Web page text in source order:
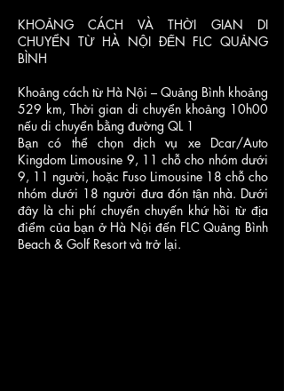
KHOẢNG CÁCH VÀ THỜI GIAN DI
CHUYỂN TỪ HÀ NỘI ĐẾN FLC QUẢNG
BÌNH
Khoảng cách từ Hà Nội – Quảng Bình khoảng
529 km, Thời gian di chuyển khoảng 10h00
nếu di chuyển bằng đường QL 1
Bạn có thể chọn dịch vụ xe Dcar/Auto
Kingdom Limousine 9, 11 chỗ cho nhóm dưới
9, 11 người, hoặc Fuso Limousine 18 chỗ cho
nhóm dưới 18 người đưa đón tận nhà. Dưới
đây là chi phí chuyển chuyến khứ hồi từ địa
điểm của bạn ở Hà Nội đến FLC Quảng Bình
Beach & Golf Resort và trở lại.